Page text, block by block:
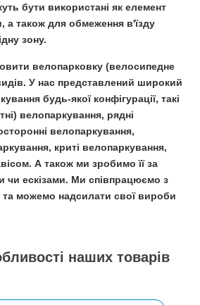
бути використані як елемент
а також для обмеження в'їзду
зону.
велопарковку (велосипедне
У нас представлений широкий
будь-якої конфігурації, такі
велопаркування, рядні
велопаркування,
криті велопаркування,
А також ми зробимо її за
чи ескізами. Ми співпрацюємо з
та можемо надсилати свої вироби
наших товарів